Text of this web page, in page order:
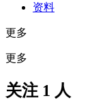
资料
更多
更多
关注 1 人